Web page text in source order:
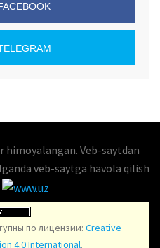
himoyalangan. Veb-saytdan
veb-saytga havola qilish
по лицензии: Creative
4.0 International.